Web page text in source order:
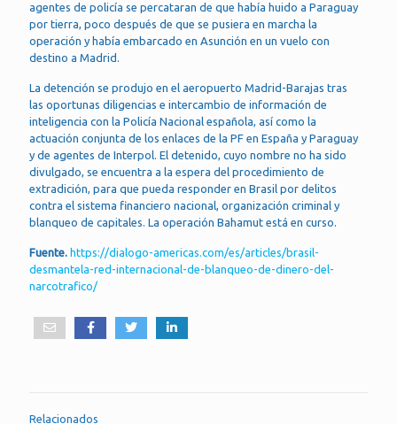
agentes de policía se percataran de que había huido a Paraguay
por tierra, poco después de que se pusiera en marcha la
operación y había embarcado en Asunción en un vuelo con
destino a Madrid.
La detención se produjo en el aeropuerto Madrid-Barajas tras
las oportunas diligencias e intercambio de información de
inteligencia con la Policía Nacional española, así como la
actuación conjunta de los enlaces de la PF en España y Paraguay
y de agentes de Interpol. El detenido, cuyo nombre no ha sido
divulgado, se encuentra a la espera del procedimiento de
extradición, para que pueda responder en Brasil por delitos
contra el sistema financiero nacional, organización criminal y
blanqueo de capitales. La operación Bahamut está en curso.
Fuente. https://dialogo-americas.com/es/articles/brasil-
desmantela-red-internacional-de-blanqueo-de-dinero-del-
narcotrafico/
Relacionados